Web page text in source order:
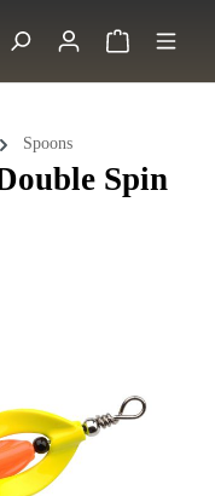
Spoons
Spin